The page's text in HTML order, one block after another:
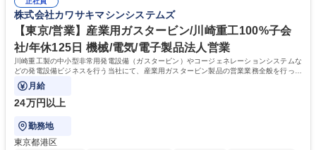
株式会社カワサキマシンシステムズ
【東京/営業】産業用ガスタービン/川崎重工100%子会
社/年休125日 機械/電気/電子製品法人営業
川崎重工製の中小型非常用発電設備（ガスタービン）やコージェネレーションシステムな
どの発電設備ビジネスを行う当社にて、産業用ガスタービン製品の営業業務全般を行って
いただきます。
月給
24万円以上
勤務地
東京都港区